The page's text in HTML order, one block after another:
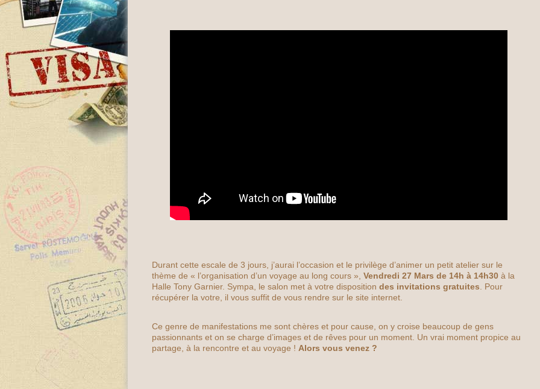
Durant cette escale de 3 jours, j’aurai l’occasion et le privilège d’animer un petit atelier sur le
thème de « l’organisation d’un voyage au long cours », Vendredi 27 Mars de 14h à 14h30 à la
Halle Tony Garnier. Sympa, le salon met à votre disposition des invitations gratuites . Pour
récupérer la votre, il vous suffit de vous rendre sur le site internet.
Ce genre de manifestations me sont chères et pour cause, on y croise beaucoup de gens
passionnants et on se charge d’images et de rêves pour un moment. Un vrai moment propice au
partage, à la rencontre et au voyage ! Alors vous venez ?